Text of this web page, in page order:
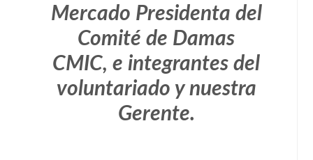
Mercado Presidenta del
Comité de Damas
CMIC, e integrantes del
voluntariado y nuestra
Gerente.